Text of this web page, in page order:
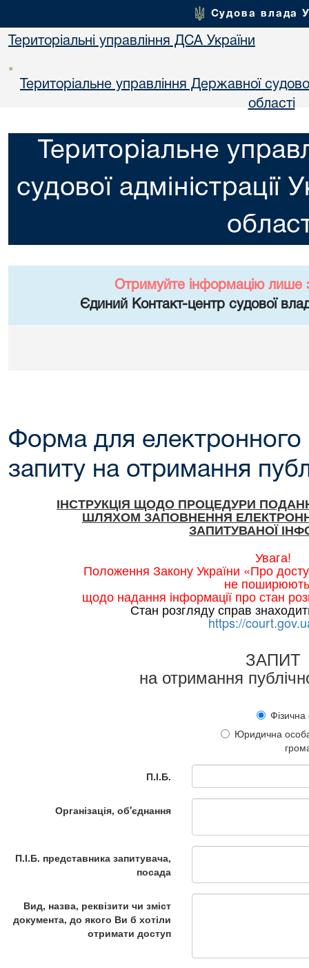
Судова влада
Територіальні управління ДСА України
•
Територіальне управління Державної
областi
Територіальне
судової адміністрації
Отримуйте інформацію лише
Єдиний Контакт-центр судової
Форма для електронного
запиту на отримання